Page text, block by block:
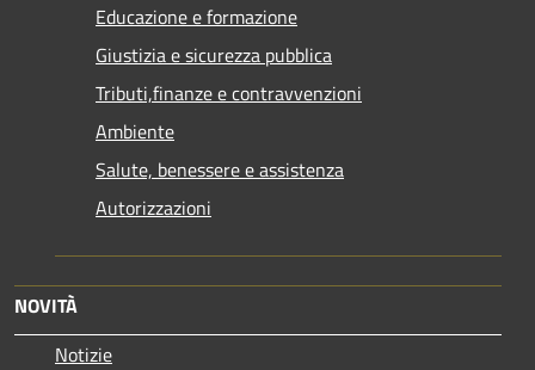
Educazione e formazione
Giustizia e sicurezza pubblica
Tributi,finanze e contravvenzioni
Ambiente
Salute, benessere e assistenza
Autorizzazioni
NOVITÀ
Notizie